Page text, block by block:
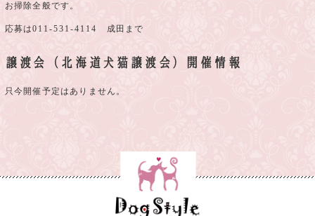
お掃除全般です。
応募は011-531-4114 成田まで
譲渡会（北海道犬猫譲渡会）開催情報
只今開催予定はありません。